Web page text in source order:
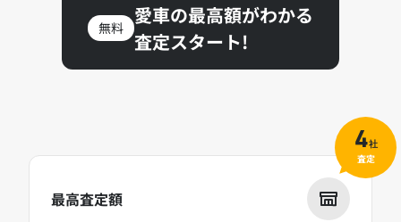
無料
愛車の最高額がわかる
査定スタート!
最高査定額
4社
査定